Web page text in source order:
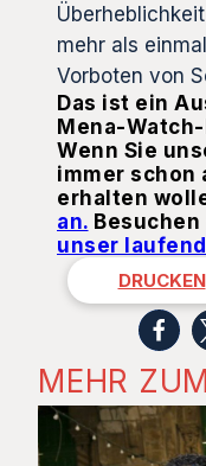
mehr als
Vorboten von
Das ist ein
Mena-
Wenn Sie
immer schon
erhalten
an.
unser
DRUCKEN
MEHR